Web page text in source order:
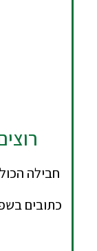
רוצים
כתובים בשפה